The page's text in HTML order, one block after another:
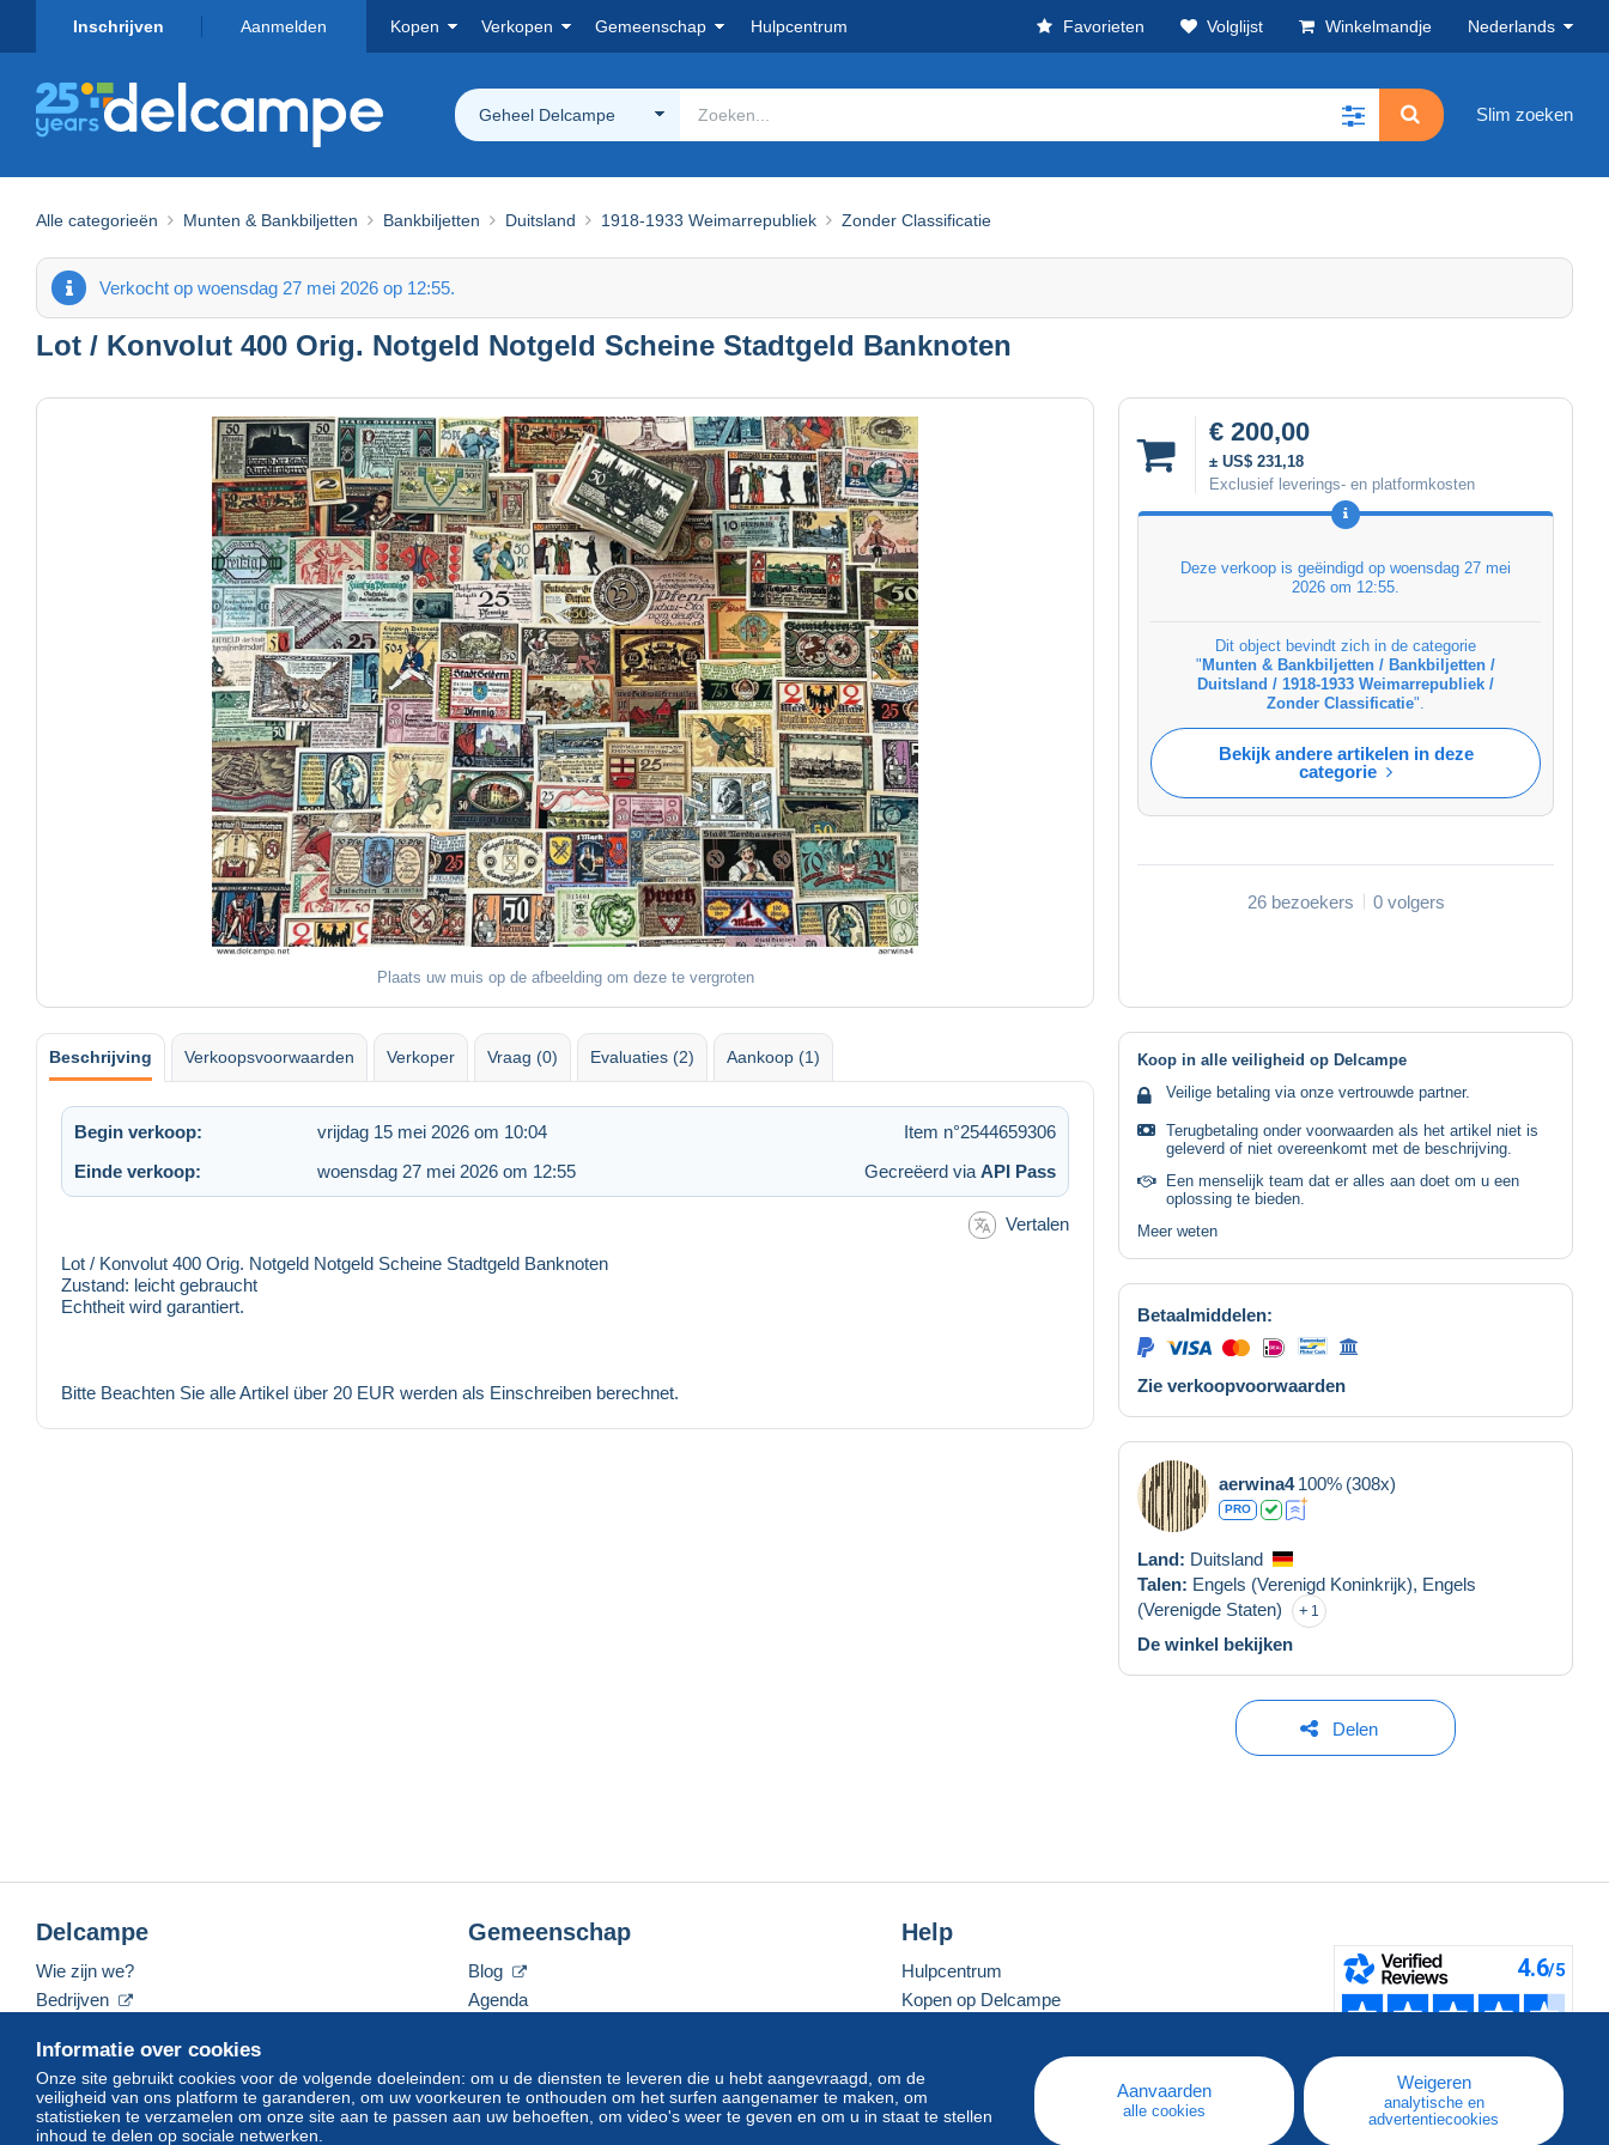
Inschrijven Aanmelden Kopen Verkopen Gemeenschap Hulpcentrum Favorieten Volglijst Winkelmandje Nederlands
Geheel Delcampe Slim zoeken
Alle categorieën Munten & Bankbiljetten Bankbiljetten Duitsland 1918-1933 Weimarrepubliek Zonder Classificatie
Verkocht op woensdag 27 mei 2026 op 12:55.
Lot / Konvolut 400 Orig. Notgeld Notgeld Scheine Stadtgeld Banknoten
Plaats uw muis op de afbeelding om deze te vergroten
€ 200,00
± US$ 231,18
Exclusief leverings- en platformkosten
Deze verkoop is geëindigd op woensdag 27 mei
2026 om 12:55
Dit object bevindt zich in de categorie
" Munten & Bankbiljetten / Bankbiljetten /
Duitsland / 1918-1933 Weimarrepubliek /
Zonder Classificatie".
Bekijk andere artikelen in deze
categorie
26 bezoekers 0 volgers
Beschrijving Verkoopsvoorwaarden Verkoper Vraag (0) Evaluaties (2) Aankoop (1)
Begin verkoop: vrijdag 15 mei 2026 om 10:04
Item n°2544659306
Einde verkoop:
woensdag 27 mei 2026 om 12:55 Gecreëerd via API Pass
Vertalen
Lot / Konvolut 400 Orig. Notgeld Notgeld Scheine Stadtgeld Banknoten
Zustand: leicht gebraucht
Echtheit wird garantiert.
Bitte Beachten Sie alle Artikel über 20 EUR werden als Einschreiben berechnet.
Koop in alle veiligheid op Delcampe
Veilige betaling via onze vertrouwde partner.
Terugbetaling onder voorwaarden als het artikel niet is
geleverd of niet overeenkomt met de beschrijving.
Een menselijk team dat er alles aan doet om u een
oplossing te bieden.
Meer weten
Betaalmiddelen:
Zie verkoopvoorwaarden
aerwina4 100% (308x)
PRO
Land: Duitsland
Talen: Engels (Verenigd Koninkrijk), Engels
(Verenigde Staten)
1
De winkel bekijken
Delen
Informatie over cookies
Onze site gebruikt cookies voor de volgende doeleinden: om u de diensten te leveren die u hebt aangevraagd, om de
veiligheid van ons platform te garanderen, om uw voorkeuren te onthouden om het surfen aangenamer te maken, om
statistieken te verzamelen om onze site aan te passen aan uw behoeften, om video's weer te geven en om u in staat te stellen
inhoud te delen op sociale netwerken.
Aanvaarden
alle cookies
Weigeren
analytische en
advertentiecookies
Delcampe
Wie zijn we?
Bedrijven
Neem contact met ons op
Gemeenschap
Blog
Agenda
Help
Hulpcentrum
Kopen op Delcampe
Een beveiligde website